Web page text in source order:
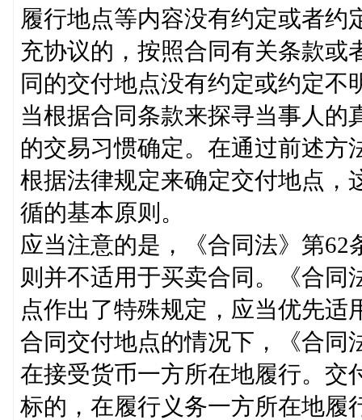
履行地点等内容没有约定或者约
充协议的，按照合同有关条款或
同的交付地点没有约定或约定
当根据合同条款来探寻当事人的
的交易习惯确定。在通过前述方
根据法律规定来确定交付地点，
循的基本原则。
应当注意的是，《合同法》第
则并不适用于买卖合同。《合同
点作出了特殊规定，应当优先
合同交付地点的情况下，《合同
在接受货币一方所在地履行。交
标的，在履行义务一方所在地履